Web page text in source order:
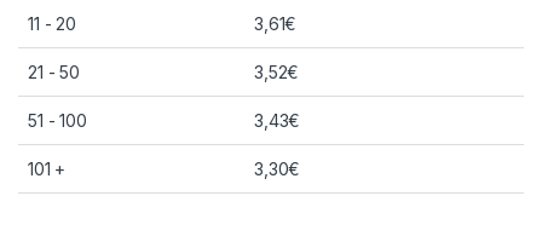
11 - 20 3,61€
21 - 50 3,52€
51 - 100 3,43€
101 + 3,30€